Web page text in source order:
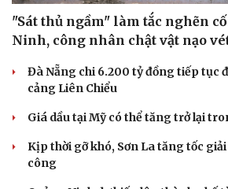
"Sát thủ ngầm" làm tắc nghẽn
Ninh, công nhân chật vật nạo
Đà Nẵng chi 6.200 tỷ đồng tiếp tục
cảng Liên Chiểu
Giá dầu tại Mỹ có thể tăng trở lại
Kịp thời gỡ khó, Sơn La tăng tốc
công